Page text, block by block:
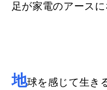
足が家電のアース
地球を感じて生き